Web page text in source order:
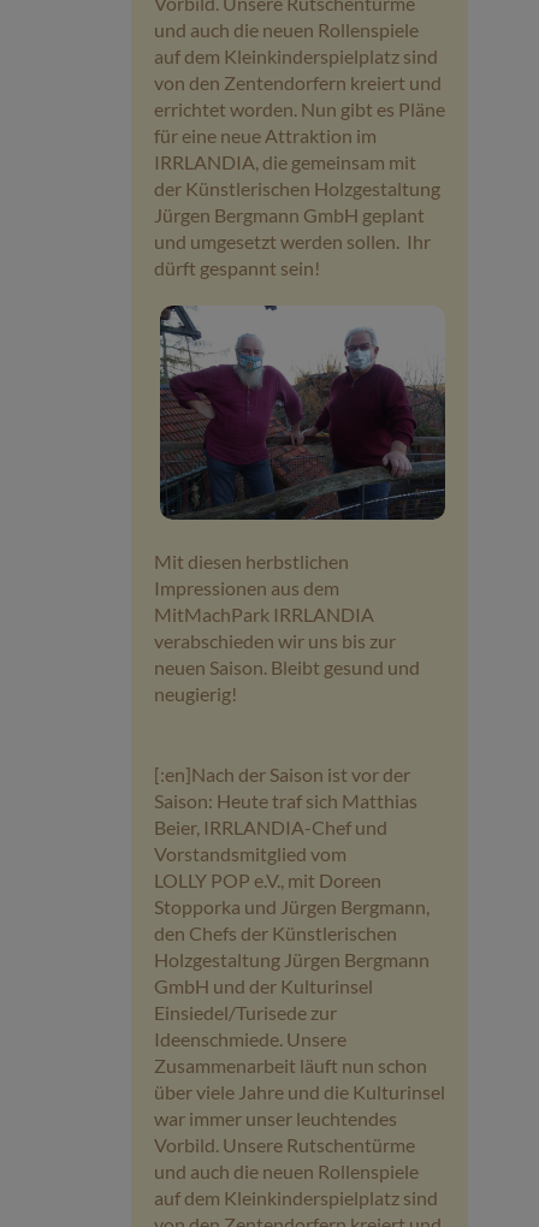
und auch die neuen Rollenspiele
auf dem Kleinkinderspielplatz sind
von den Zentendorfern kreiert und
errichtet worden. Nun gibt es Pläne
für eine neue Attraktion im
IRRLANDIA, die gemeinsam mit
der Künstlerischen Holzgestaltung
Jürgen Bergmann GmbH geplant
und umgesetzt werden sollen. Ihr
dürft gespannt sein!
Mit diesen herbstlichen
Impressionen aus dem
MitMachPark IRRLANDIA
verabschieden wir uns bis zur
neuen Saison. Bleibt gesund und
neugierig!
[:en]Nach der Saison ist vor der
Saison: Heute traf sich Matthias
Beier, IRRLANDIA-Chef und
Vorstandsmitglied vom
LOLLY POP e.V., mit Doreen
Stopporka und Jürgen Bergmann,
den Chefs der Künstlerischen
Holzgestaltung Jürgen Bergmann
GmbH und der Kulturinsel
Einsiedel/Turisede zur
Ideenschmiede. Unsere
Zusammenarbeit läuft nun schon
über viele Jahre und die Kulturinsel
war immer unser leuchtendes
Vorbild. Unsere Rutschentürme
und auch die neuen Rollenspiele
auf dem Kleinkinderspielplatz sind